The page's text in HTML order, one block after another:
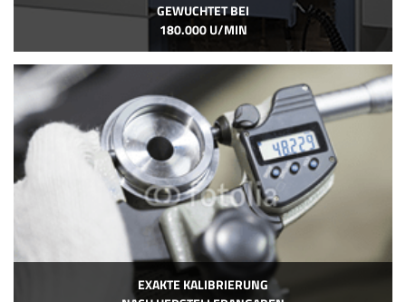
GEWUCHTET BEI
180.000 U/MIN
EXAKTE KALIBRIERUNG